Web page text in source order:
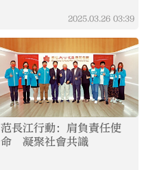
2025.03.26 03:39
范長江行動：肩負責任使
命 凝聚社會共識